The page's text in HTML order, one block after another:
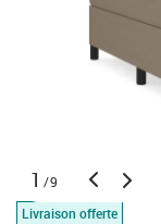
1 /9
Livraison offerte